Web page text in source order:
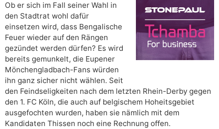
Ob er sich im Fall seiner Wahl in
den Stadtrat wohl dafür
einsetzen wird, dass Bengalische
Feuer wieder auf den Rängen
gezündet werden dürfen? Es wird
bereits gemunkelt, die Eupener
Mönchengladbach-Fans würden
ihn ganz sicher nicht wählen. Seit
den Feindseligkeiten nach dem letzten Rhein-Derby gegen
den 1. FC Köln, die auch auf belgischem Hoheitsgebiet
ausgefochten wurden, haben sie nämlich mit dem
Kandidaten Thissen noch eine Rechnung offen.